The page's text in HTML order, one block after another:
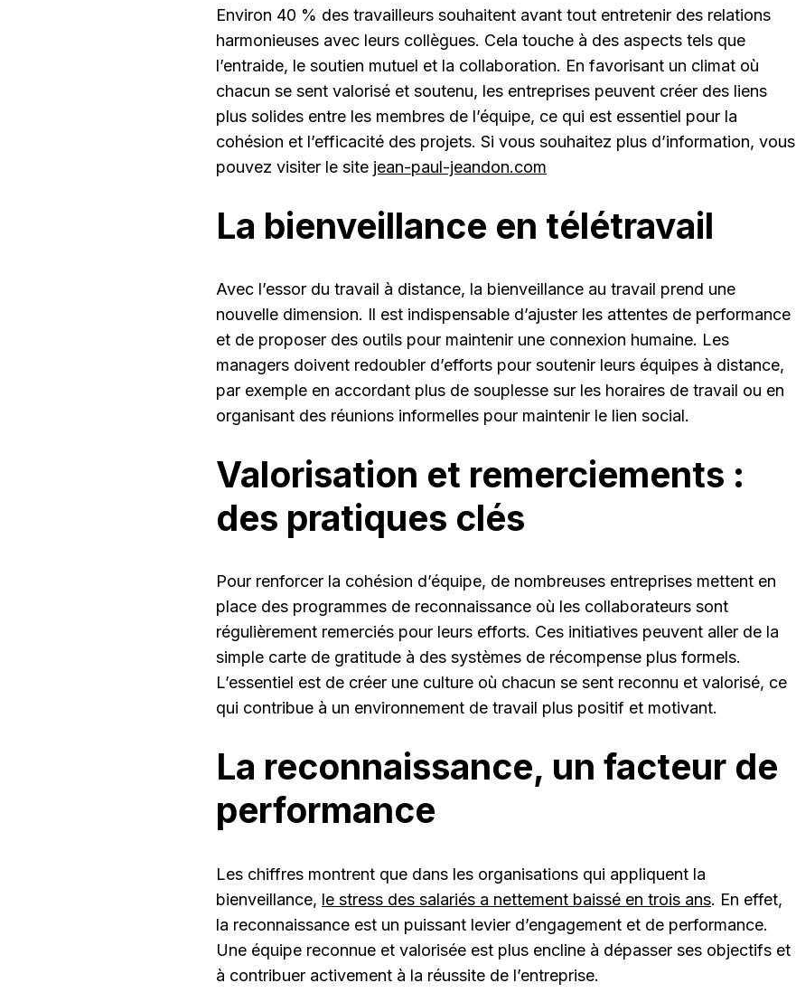
Environ 40 % des travailleurs souhaitent avant tout entretenir des relations
harmonieuses avec leurs collègues. Cela touche à des aspects tels que
l’entraide, le soutien mutuel et la collaboration. En favorisant un climat où
chacun se sent valorisé et soutenu, les entreprises peuvent créer des liens
plus solides entre les membres de l’équipe, ce qui est essentiel pour la
cohésion et l’efficacité des projets. Si vous souhaitez plus d’information, vous
pouvez visiter le site jean-paul-jeandon.com
La bienveillance en télétravail
Avec l’essor du travail à distance, la bienveillance au travail prend une
nouvelle dimension. Il est indispensable d’ajuster les attentes de performance
et de proposer des outils pour maintenir une connexion humaine. Les
managers doivent redoubler d’efforts pour soutenir leurs équipes à distance,
par exemple en accordant plus de souplesse sur les horaires de travail ou en
organisant des réunions informelles pour maintenir le lien social.
Valorisation et remerciements :
des pratiques clés
Pour renforcer la cohésion d’équipe, de nombreuses entreprises mettent en
place des programmes de reconnaissance où les collaborateurs sont
régulièrement remerciés pour leurs efforts. Ces initiatives peuvent aller de la
simple carte de gratitude à des systèmes de récompense plus formels.
L’essentiel est de créer une culture où chacun se sent reconnu et valorisé, ce
qui contribue à un environnement de travail plus positif et motivant.
La reconnaissance, un facteur de
performance
Les chiffres montrent que dans les organisations qui appliquent la
bienveillance, le stress des salariés a nettement baissé en trois ans. En effet,
la reconnaissance est un puissant levier d’engagement et de performance.
Une équipe reconnue et valorisée est plus encline à dépasser ses objectifs et
à contribuer activement à la réussite de l’entreprise.